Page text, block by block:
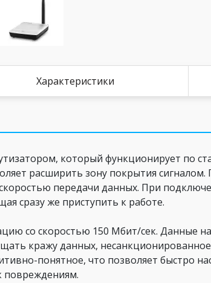
Характеристики
который функционирует по
расширить зону покрытия
передачи данных. При
сразу же приступить к работе.
со скоростью 150 Мбит/сек. Данные
кражу данных,
понятное, что позволяет быстро
повреждениям.